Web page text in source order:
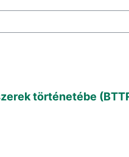
történetébe